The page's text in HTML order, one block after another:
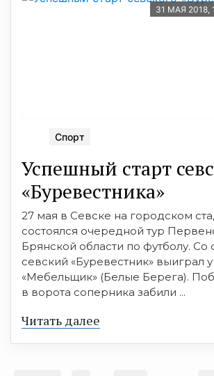
31 МАЯ 2018,
Спорт
Успешный старт
«Буревестника»
27 мая в Севске на городском
состоялся очередной тур
Брянской области по футболу. Со
севский «Буревестник» выиграл
«Мебельщик» (Белые Берега).
в ворота соперника забили ...
Читать далее